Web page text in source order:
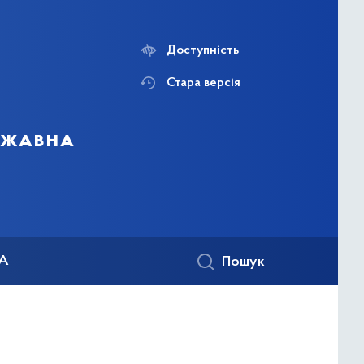
Доступність
Стара версія
Пошук